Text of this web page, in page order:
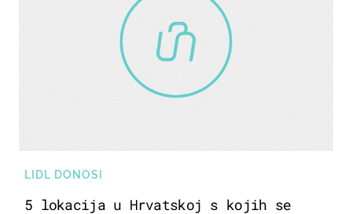
LIDL DONOSI
5 lokacija u Hrvatskoj s kojih se